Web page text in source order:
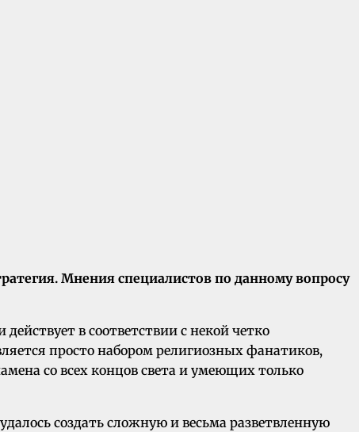
Мнения специалистов по данному вопросу
в соответствии с некой четко
просто набором религиозных фанатиков,
со всех концов света и умеющих только
создать сложную и весьма разветвленную